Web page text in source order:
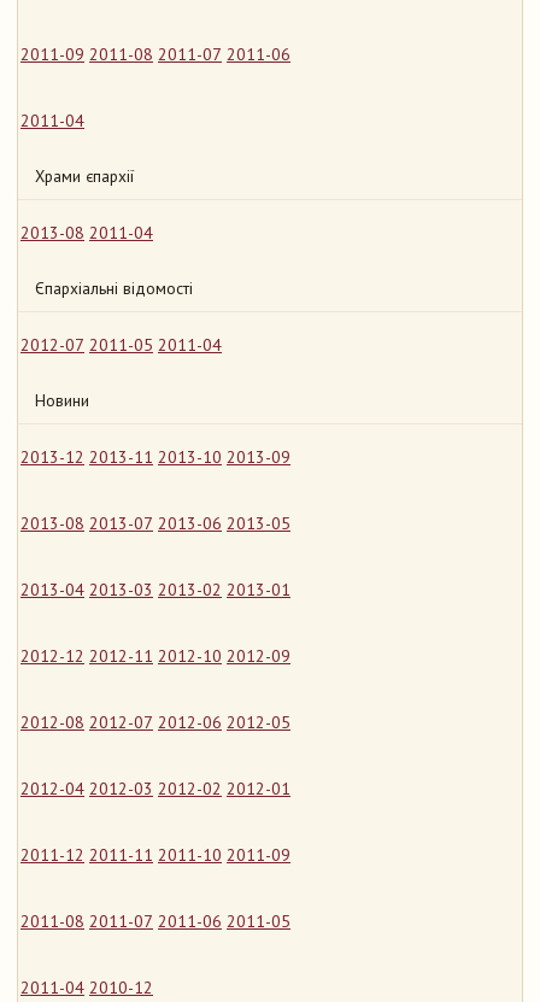
2011-09 2011-08 2011-07 2011-06
2011-04
Храми єпархії
2013-08 2011-04
Єпархіальні відомості
2012-07 2011-05 2011-04
Новини
2013-12 2013-11 2013-10 2013-09
2013-08 2013-07 2013-06 2013-05
2013-04 2013-03 2013-02 2013-01
2012-12 2012-11 2012-10 2012-09
2012-08 2012-07 2012-06 2012-05
2012-04 2012-03 2012-02 2012-01
2011-12 2011-11 2011-10 2011-09
2011-08 2011-07 2011-06 2011-05
2011-04 2010-12